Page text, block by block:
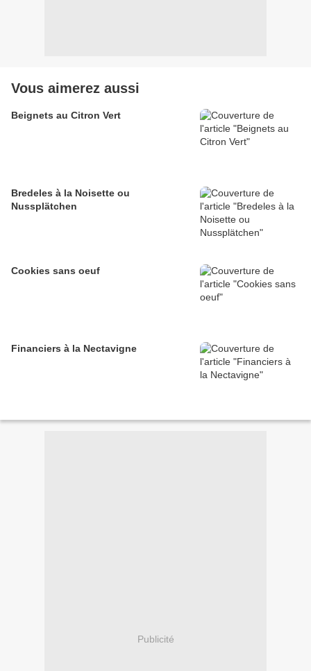
Vous aimerez aussi
Beignets au Citron Vert
Bredeles à la Noisette ou
Nussplätchen
Cookies sans oeuf
Financiers à la Nectavigne
Publicité